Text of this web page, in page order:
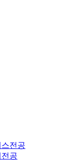
전공
공